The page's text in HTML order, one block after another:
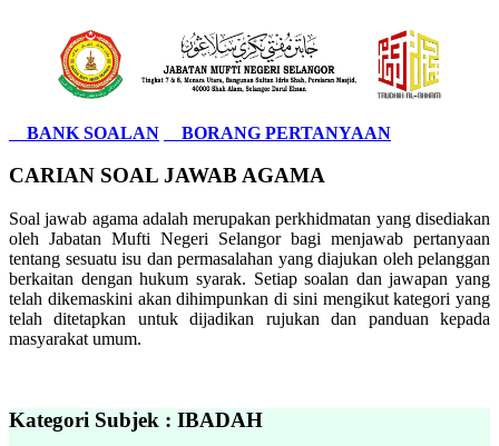
BANK SOALAN BORANG PERTANYAAN
CARIAN SOAL JAWAB AGAMA
Soal jawab agama adalah merupakan perkhidmatan yang disediakan
oleh Jabatan Mufti Negeri Selangor bagi menjawab pertanyaan
tentang sesuatu isu dan permasalahan yang diajukan oleh pelanggan
berkaitan dengan hukum syarak. Setiap soalan dan jawapan yang
telah dikemaskini akan dihimpunkan di sini mengikut kategori yang
telah ditetapkan untuk dijadikan rujukan dan panduan kepada
masyarakat umum.
Kategori Subjek : IBADAH